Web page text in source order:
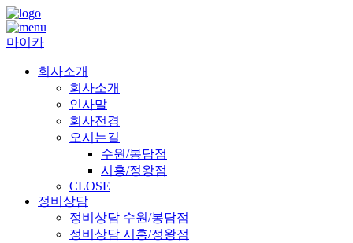
마이카
회사소개
회사소개
인사말
회사전경
오시는길
수원/봉담점
시흥/정왕점
CLOSE
정비상담
정비상담 수원/봉담점
정비상담 시흥/정왕점